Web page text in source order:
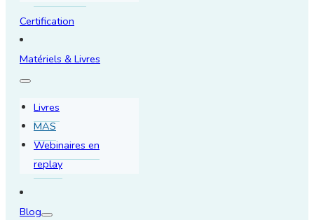
Certification
Matériels & Livres
Livres
MAS
Webinaires en
replay
Blog